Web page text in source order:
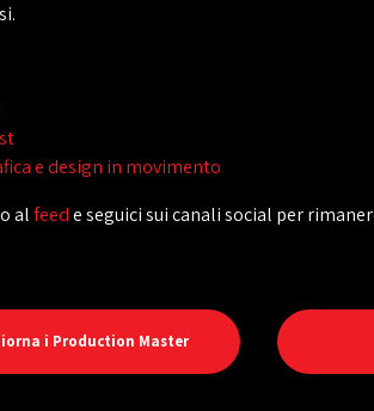
e design in movimento
o alfeede seguici sui canali social per
i Production Master